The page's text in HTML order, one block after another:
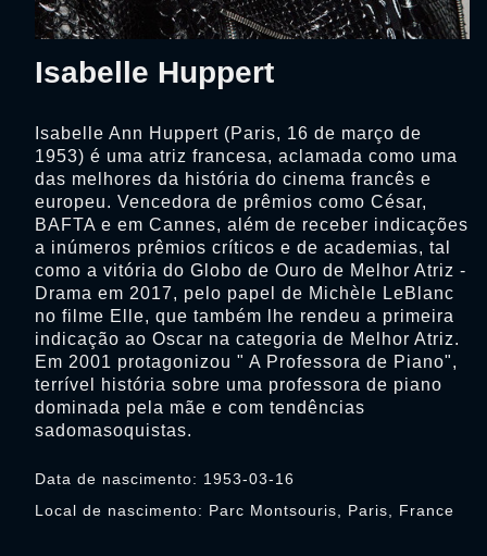
Isabelle Huppert
Data de nascimento: 1953-03-16
Local de nascimento: Parc Montsouris, Paris, France
Isabelle Ann Huppert (Paris, 16 de março de
1953) é uma atriz francesa, aclamada como uma
das melhores da história do cinema francês e
europeu. Vencedora de prêmios como César,
BAFTA e em Cannes, além de receber indicações
a inúmeros prêmios críticos e de academias, tal
como a vitória do Globo de Ouro de Melhor Atriz -
Drama em 2017, pelo papel de Michèle LeBlanc
no filme Elle, que também lhe rendeu a primeira
indicação ao Oscar na categoria de Melhor Atriz.
Em 2001 protagonizou " A Professora de Piano",
terrível história sobre uma professora de piano
dominada pela mãe e com tendências
sadomasoquistas.